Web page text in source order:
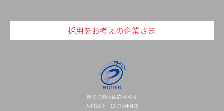
採用をお考えの企業さま
厚生労働大臣許可番号
人材紹介 13-ユ-040475